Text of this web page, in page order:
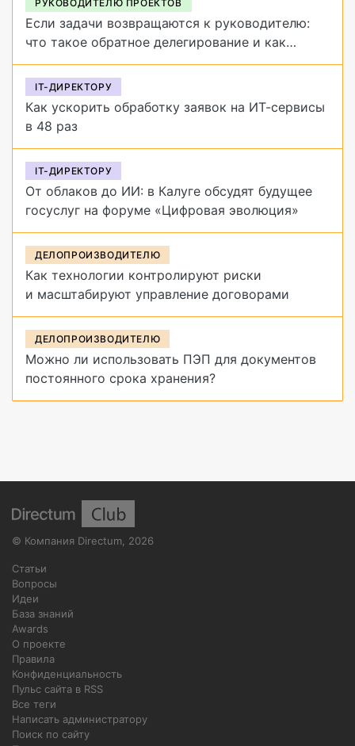
РУКОВОДИТЕЛЮ ПРОЕКТОВ
Если задачи возвращаются к руководителю:
что такое обратное делегирование и как
от него избавиться
IT-ДИРЕКТОРУ
Как ускорить обработку заявок на ИТ-сервисы
в 48 раз
IT-ДИРЕКТОРУ
От облаков до ИИ: в Калуге обсудят будущее
госуслуг на форуме «Цифровая эволюция»
ДЕЛОПРОИЗВОДИТЕЛЮ
Как технологии контролируют риски
и масштабируют управление договорами
ДЕЛОПРОИЗВОДИТЕЛЮ
Можно ли использовать ПЭП для документов
постоянного срока хранения?
© Компания Directum 2026
Статьи
Вопросы
Идеи
База знаний
Awards
О проекте
Правила
Конфиденциальность
Пульс сайта в RSS
Все теги
Написать администратору
Поиск по сайту